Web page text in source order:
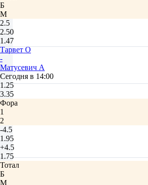
Б
М
2.5
2.50
1.47
Тарвет О
-
Матусевич А
Сегодня в 14:00
1.25
3.35
Фора
1
2
-4.5
1.95
+4.5
1.75
Тотал
Б
М